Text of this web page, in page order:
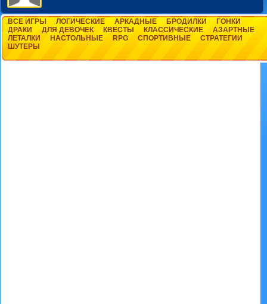
ВСЕ ИГРЫ ЛОГИЧЕСКИЕ АРКАДНЫЕ БРОДИЛКИ
ГОНКИ
ДРАКИ
ДЛЯ ДЕВОЧЕК КВЕСТЫ КЛАССИЧЕСКИЕ
АЗАРТНЫЕ
ЛЕТАЛКИ
НАСТОЛЬНЫЕ RPG СПОРТИВНЫЕ
СТРАТЕГИИ
ШУТЕРЫ